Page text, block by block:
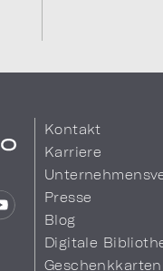
Kontakt
Karriere
Presse
Blog
Digitale
Geschenkkarten